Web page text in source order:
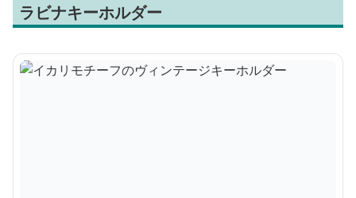
ラビナキーホルダー